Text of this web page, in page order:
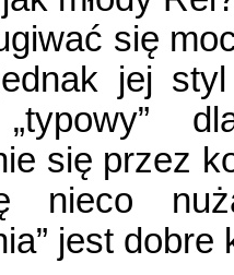
się
jej
„typowy”
się przez
nieco
jest